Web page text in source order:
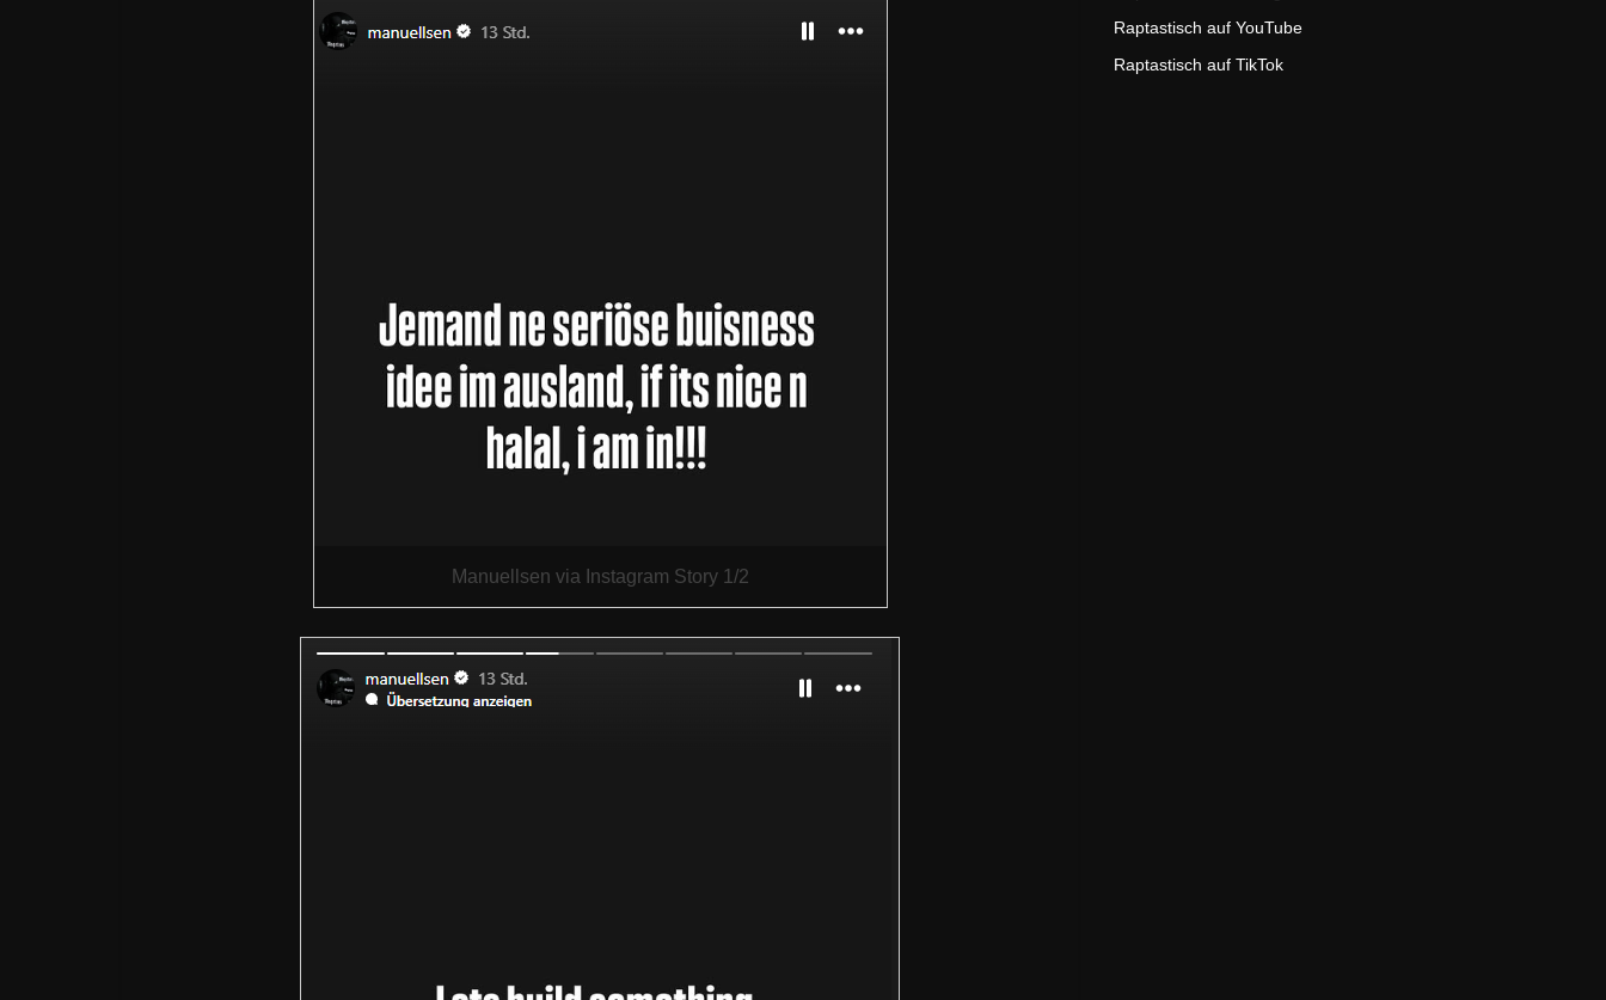
Manuellsen via Instagram Story 1/2
Raptastisch auf YouTube
Raptastisch auf TikTok